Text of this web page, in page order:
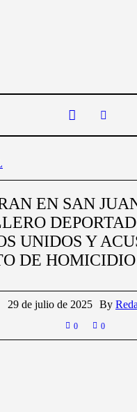
EN SAN
UNIDOS Y
DE HOMICIDIO
29 de julio de 2025 By
0 0